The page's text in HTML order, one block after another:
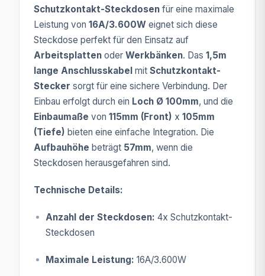
Schutzkontakt-Steckdosen für eine maximale
Leistung von 16A/3.600W eignet sich diese
Steckdose perfekt für den Einsatz auf
Arbeitsplatten oder Werkbänken. Das 1,5m
lange Anschlusskabel mit Schutzkontakt-
Stecker sorgt für eine sichere Verbindung. Der
Einbau erfolgt durch ein Loch Ø 100mm, und die
Einbaumaße von 115mm (Front) x 105mm
(Tiefe) bieten eine einfache Integration. Die
Aufbauhöhe beträgt 57mm, wenn die
Steckdosen herausgefahren sind.
Technische Details:
Anzahl der Steckdosen: 4x Schutzkontakt-
Steckdosen
Maximale Leistung: 16A/3.600W